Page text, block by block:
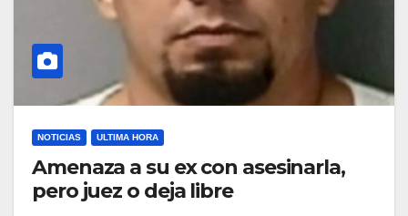
NOTICIAS ULTIMA HORA
Amenaza a su ex con asesinarla,
pero juez o deja libre